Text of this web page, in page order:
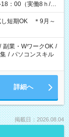
：00（実働8ｈ/休
派
20：00（実働7ｈ/
） 13：00-22：
短期OK ＊9月～
/ 副業・WワークOK /
/ パソコンスキル
詳細へ
掲載日：2026.08.04